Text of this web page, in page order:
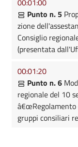
00:01:00
Punto n. 5
zione
Consiglio
(presentata
00:01:20
Punto n. 6
regionale del 10
gruppi consiliari